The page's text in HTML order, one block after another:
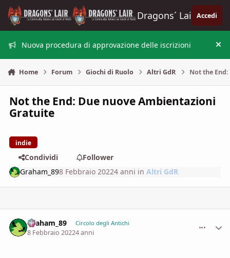
Vai al contenuto
Dragons´ Lair Accedi
Nuova procedura di approvazione delle iscrizioni
Home Forum Giochi di Ruolo Altri GdR Not the
Not the End: Due nuove Ambientazioni
Gratuite
indie
Condividi
Follower
Graham_898 Febbraio 20224 anni inAltri GdR
Graham_89 Circolo degli Antichi
8 Febbraio 20224 anni